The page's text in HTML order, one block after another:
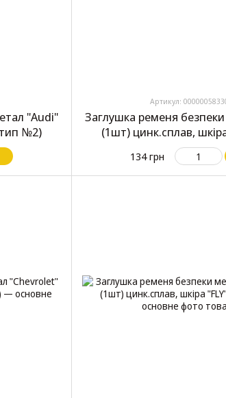
"Audi"
№2)
Артикул:
Заглушка ременя
(1шт) цинк.сплав,
134 грн